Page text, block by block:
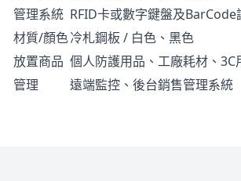
管理系統 RFID卡或數字鍵盤及BarCode
材質/顏色冷札鋼板 / 白色、黑色
放置商品 個人防護用品、工廠耗材、3C
管理
遠端監控、後台銷售管理系統